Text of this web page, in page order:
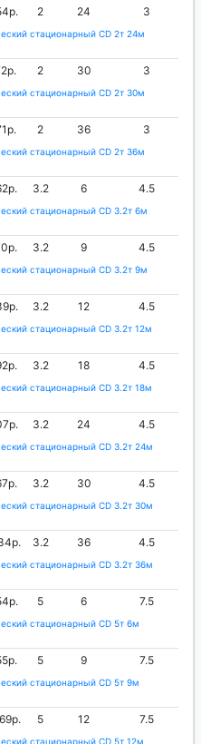
2 24 3
стационарный CD 2т 24м
2 30 3
стационарный CD 2т 30м
2 36 3
стационарный CD 2т 36м
3.2 6 4.5
стационарный CD 3.2т 6м
3.2 9 4.5
стационарный CD 3.2т 9м
3.2 12 4.5
стационарный CD 3.2т 12м
3.2 18 4.5
стационарный CD 3.2т 18м
3.2 24 4.5
стационарный CD 3.2т 24м
3.2 30 4.5
стационарный CD 3.2т 30м
3.2 36 4.5
стационарный CD 3.2т 36м
5 6 7.5
стационарный CD 5т 6м
5 9 7.5
стационарный CD 5т 9м
5 12 7.5
стационарный CD 5т 12м